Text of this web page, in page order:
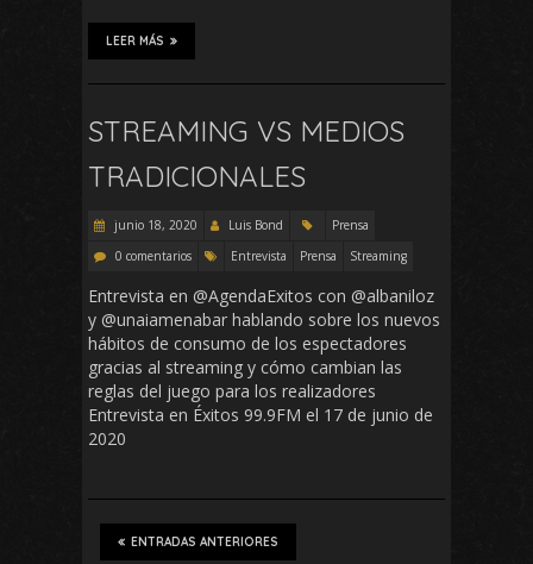
LEER MÁS
STREAMING VS MEDIOS
TRADICIONALES
junio 18, 2020 Luis Bond
Prensa
0 comentarios
Entrevista Prensa Streaming
Entrevista en @AgendaExitos con @albaniloz
y @unaiamenabar hablando sobre los nuevos
hábitos de consumo de los espectadores
gracias al streaming y cómo cambian las
reglas del juego para los realizadores
Entrevista en Éxitos 99.9FM el 17 de junio de
2020
ENTRADAS ANTERIORES